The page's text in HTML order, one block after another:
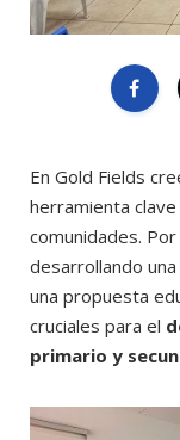
En Gold Fields
herramienta
comunidades.
desarrollando una
una propuesta
cruciales para el
primario y